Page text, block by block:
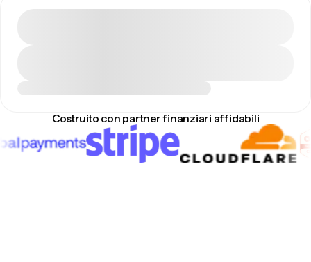
Costruito con partner finanziari affidabili